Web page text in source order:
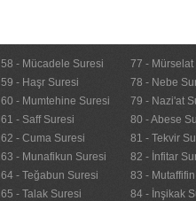
58 - Mücadele Suresi
59 - Haşr Suresi
60 - Mumtehine Suresi
61 - Saff Suresi
62 - Cuma Suresi
63 - Munafikun Suresi
64 - Teğabun Suresi
65 - Talak Suresi
77 - Mürselat
78 - Nebe
79 - Nazi'at
80 - Abese
81 - Tekvir
82 - İnfitar
83 -
84 - İnşikak